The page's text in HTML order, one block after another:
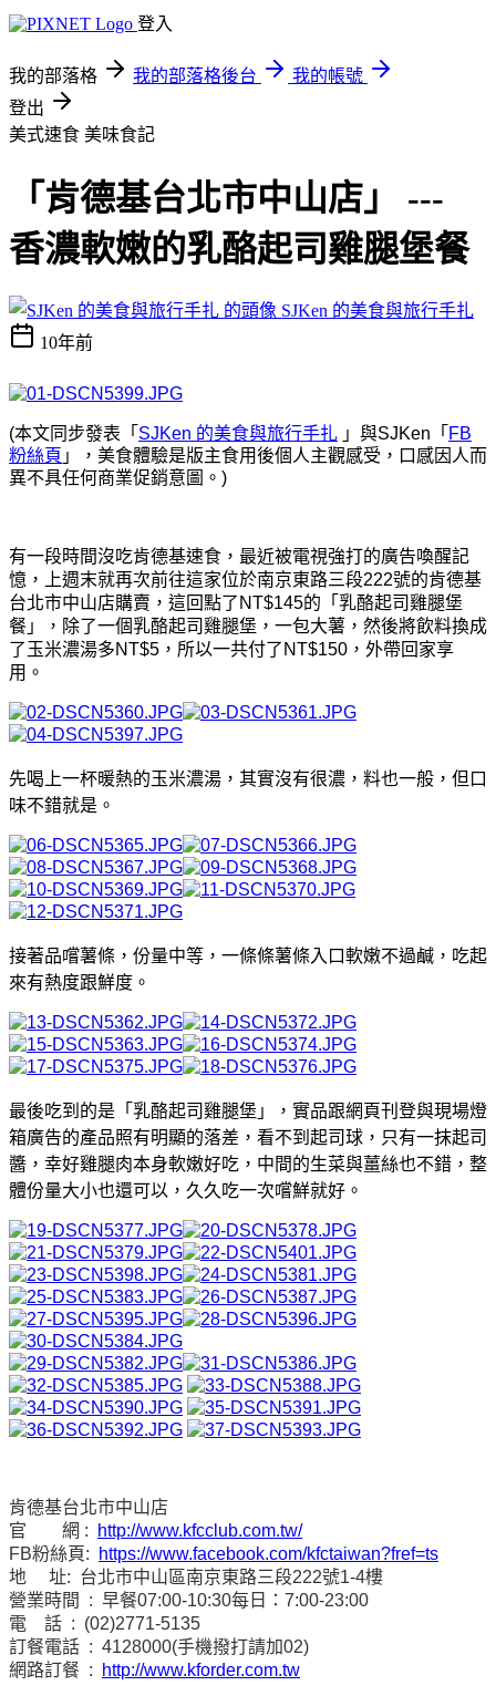
登入
我的部落格 我的部落格後台
我的帳號
登出
美式速食 美味食記
「肯德基台北市中山店」 ---
香濃軟嫩的乳酪起司雞腿堡餐
SJKen 的美食與旅行手扎
10年前
(本文同步發表「 SJKen 的美食與旅行手扎 」與SJKen「 FB
粉絲頁 」，美食體驗是版主食用後個人主觀感受，口感因人而
異不具任何商業促銷意圖。)
有一段時間沒吃肯德基速食，最近被電視強打的廣告喚醒記
憶，上週末就再次前往這家位於南京東路三段222號的肯德基
台北市中山店購賣，這回點了NT$145的「乳酪起司雞腿堡
餐」，除了一個乳酪起司雞腿堡，一包大薯，然後將飲料換成
了玉米濃湯多NT$5，所以一共付了NT$150，外帶回家享
用。
先喝上一杯暖熱的玉米濃湯，其實沒有很濃，料也一般，但口
味不錯就是。
接著品嚐薯條，份量中等，一條條薯條入口軟嫩不過鹹，吃起
來有熱度跟鮮度。
最後吃到的是「乳酪起司雞腿堡」，實品跟網頁刊登與現場燈
箱廣告的產品照有明顯的落差，看不到起司球，只有一抹起司
醬，幸好雞腿肉本身軟嫩好吃，中間的生菜與薑絲也不錯，整
體份量大小也還可以，久久吃一次嚐鮮就好。
肯德基台北市中山店
官 網 :
http://www.kfcclub.com.tw/
FB粉絲頁:
https://www.facebook.com/kfctaiwan?fref=ts
地 址: 台北市中山區南京東路三段222號1-4樓
營業時間 : 早餐07:00-10:30每日：7:00-23:00
電 話 : (02)2771-5135
訂餐電話 : 4128000(手機撥打請加02)
網路訂餐 :
http://www.kforder.com.tw